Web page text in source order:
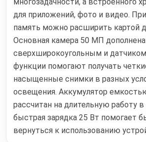
для приложений, фото и видео.
память можно расширить картой
Основная камера 50 МП дополнена
сверхширокоугольным и
функции помогают получать
насыщенные снимки в разных
освещения. Аккумулятор
рассчитан на длительную работу в
быстрая зарядка 25 Вт помогает
вернуться к использованию